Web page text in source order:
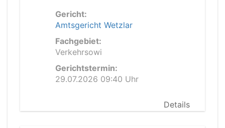
Gericht:
Amtsgericht Wetzlar
Fachgebiet:
Verkehrsowi
Gerichtstermin:
29.07.2026 09:40 Uhr
Details